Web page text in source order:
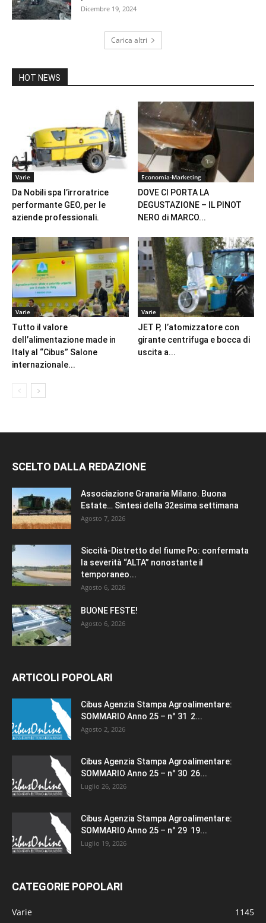
Dicembre 19, 2024
Carica altri
HOT NEWS
Varie
Da Nobili spa l’irroratrice
performante GEO, per le
aziende professionali.
Economia-Marketing
DOVE CI PORTA LA
DEGUSTAZIONE – IL PINOT
NERO di MARCO...
Varie
Tutto il valore
dell’alimentazione made in
Italy al “Cibus” Salone
internazionale...
Varie
JET P, l’atomizzatore con
girante centrifuga e bocca di
uscita a...
SCELTO DALLA REDAZIONE
Associazione Granaria Milano. Buona
Estate… Sintesi della 32esima settimana
Agosto 7, 2026
Siccità-Distretto del fiume Po: confermata
la severità “ALTA” nonostante il
temporaneo...
Agosto 6, 2026
BUONE FESTE!
Agosto 6, 2026
ARTICOLI POPOLARI
Cibus Agenzia Stampa Agroalimentare:
SOMMARIO Anno 25 – n° 31 2...
Agosto 2, 2026
Cibus Agenzia Stampa Agroalimentare:
SOMMARIO Anno 25 – n° 30 26...
Luglio 26, 2026
Cibus Agenzia Stampa Agroalimentare:
SOMMARIO Anno 25 – n° 29 19...
Luglio 19, 2026
CATEGORIE POPOLARI
Varie
1145